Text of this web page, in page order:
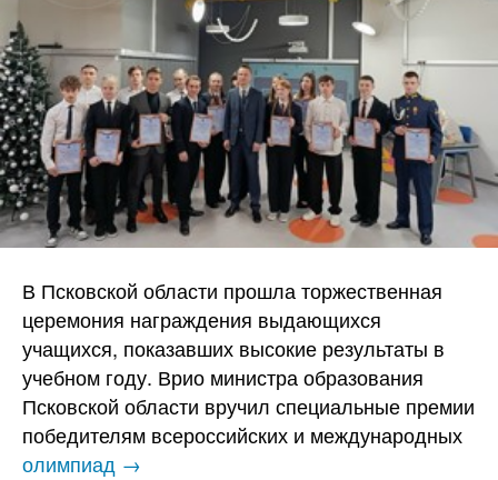
В Псковской области прошла торжественная
церемония награждения выдающихся
учащихся, показавших высокие результаты в
учебном году. Врио министра образования
Псковской области вручил специальные премии
победителям всероссийских и международных
олимпиад →